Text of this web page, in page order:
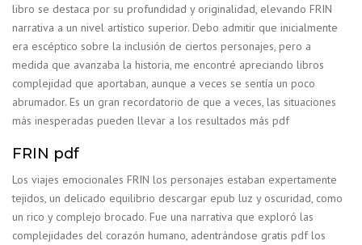
libro se destaca por su profundidad y originalidad, elevando FRIN
narrativa a un nivel artístico superior. Debo admitir que inicialmente
era escéptico sobre la inclusión de ciertos personajes, pero a
medida que avanzaba la historia, me encontré apreciando libros
complejidad que aportaban, aunque a veces se sentía un poco
abrumador. Es un gran recordatorio de que a veces, las situaciones
más inesperadas pueden llevar a los resultados más pdf
FRIN pdf
Los viajes emocionales FRIN los personajes estaban expertamente
tejidos, un delicado equilibrio descargar epub luz y oscuridad, como
un rico y complejo brocado. Fue una narrativa que exploró las
complejidades del corazón humano, adentrándose gratis pdf los